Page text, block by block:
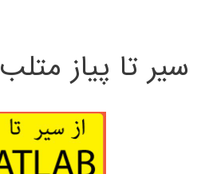
سیر تا پیاز متلب MATLAB